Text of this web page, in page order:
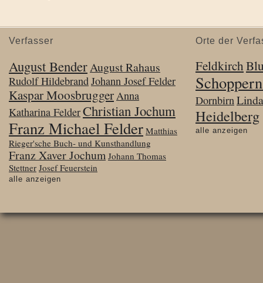
Verfasser
August BenderAugust Rahaus
Rudolf HildebrandJohann Josef Felder
Kaspar Moosbrugger Anna
Katharina FelderChristian Jochum
Franz Michael Felder Matthias
Rieger'sche Buch- und Kunsthandlung
Franz Xaver Jochum Johann Thomas
Stettner Josef Feuerstein
alle anzeigen
Orte der
Feldkirch
Dornbirn
Heidelberg
alle anzeigen